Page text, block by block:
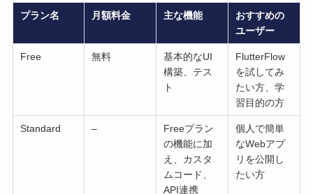
プラン名 月額料金 主な機能
おすすめの
ユーザー
Free 無料
基本的なUI
構築、テス
ト
FlutterFlow
を試してみ
たい方、学
習目的の方
Standard –
Freeプラン
の機能に加
え、カスタ
ムコード、
API連携
個人で簡単
なWebアプ
リを公開し
たい方